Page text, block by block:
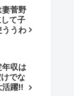
妻菅野
て子
うわ
年収は
でな
活躍!!